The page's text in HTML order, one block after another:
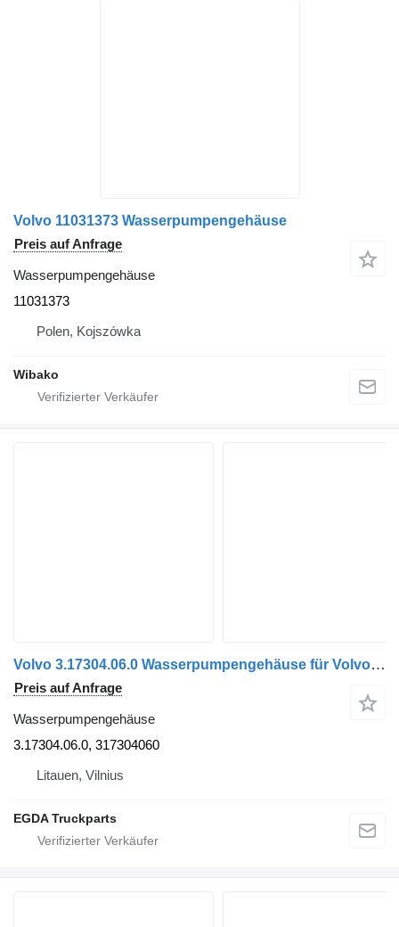
Volvo 11031373 Wasserpumpengehäuse
Preis auf Anfrage
Wasserpumpengehäuse
11031373
Polen, Kojszówka
Wibako
Volvo 3.17304.06.0 Wasserpumpengehäuse für Volvo FH5/Aero Sattelzugmaschine
Preis auf Anfrage
Wasserpumpengehäuse
3.17304.06.0, 317304060
Litauen, Vilnius
EGDA Truckparts